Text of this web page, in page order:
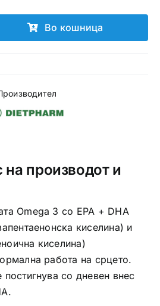
Во кошница
производот и
Omega 3 со EPA + DHA
киселина) и
киселина)
работа на срцето.
со дневен внес